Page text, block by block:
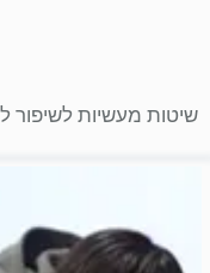
שיטות מעשיות לשיפור